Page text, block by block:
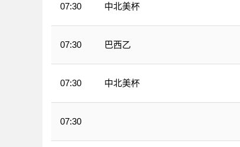
07:30 中北美杯
07:30 巴西乙
07:30 中北美杯
07:30